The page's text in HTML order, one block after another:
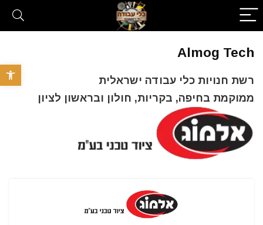
פתח
Almog Tech
רשת חנויות כלי עבודה ישראלית
ממוקמת בחיפה, בקריות, חולון ובראשון לציון